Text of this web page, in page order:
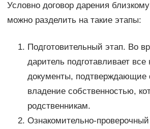
Условно договор дарения
можно разделить на такие этапы:
Подготовительный этап. Во
даритель подготавливает
документы, подтверждающие
владение собственностью,
родственникам.
Ознакомительно-